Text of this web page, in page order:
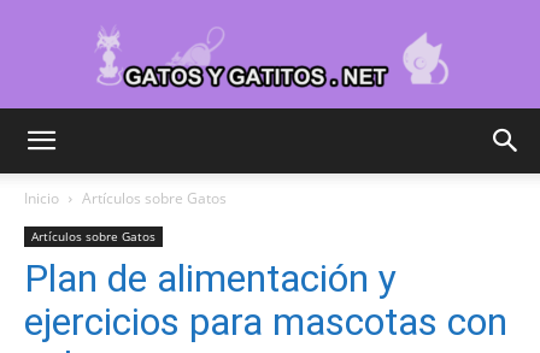
Inicio Artículos sobre Gatos
Artículos sobre Gatos
Plan de alimentación y
ejercicios para mascotas con